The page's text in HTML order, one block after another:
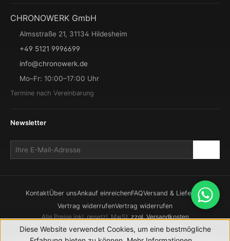
CHRONOWERK GmbH
Almsstraße 21, 31134 Hildesheim
+49 5121 9996699
info@chronowerk.de
Mo–Fr: 10:00–17:00 Uhr
Termine nach Vereinbarung
Newsletter
KontaktÜber unsAnkauf einreichenFAQVersand & Lieferung
Vertrag widerrufenVertrag widerrufen
Alle Preise inkl. gesetzl. MwSt.zzgl. Versandkosten
© 2026 CHRONOWERK GmbH. Alle Rechte vorbehalten.
Realisierung durch XICTRON
Diese Website verwendet Cookies, um eine bestmögliche